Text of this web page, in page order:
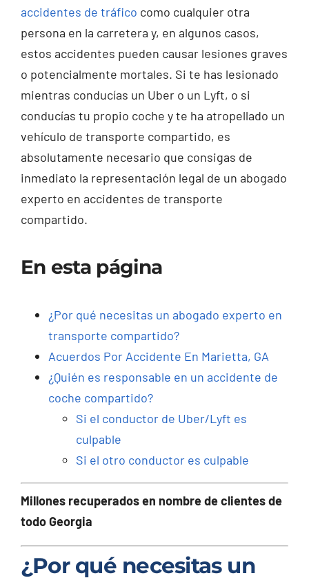
accidentes de tráfico como cualquier otra
persona en la carretera y, en algunos casos,
estos accidentes pueden causar lesiones graves
o potencialmente mortales. Si te has lesionado
mientras conducías un Uber o un Lyft, o si
conducías tu propio coche y te ha atropellado un
vehículo de transporte compartido, es
absolutamente necesario que consigas de
inmediato la representación legal de un abogado
experto en accidentes de transporte
compartido.
En esta página
¿Por qué necesitas un abogado experto en
transporte compartido?
Acuerdos Por Accidente En Marietta, GA
¿Quién es responsable en un accidente de
coche compartido?
Si el conductor de Uber/Lyft es
culpable
Si el otro conductor es culpable
Millones recuperados en nombre de clientes de
todo Georgia
¿Por qué necesitas un